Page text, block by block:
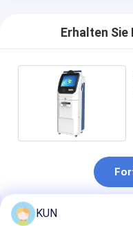
Erhalten Sie
KUN